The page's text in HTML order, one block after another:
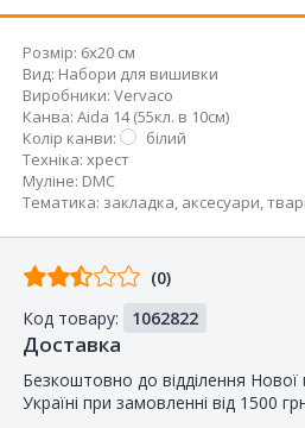
Розмір: 6x20 см
Вид: Набори для вишивки
Виробники: Vervaco
Канва: Aida 14 (55кл. в 10см)
Колір канви:
білий
Техніка: хрест
Муліне: DMC
Тематика: закладка, аксесуари,
Відгуків
покупців
(0)
Код товару:
1062822
Доставка
Безкоштовно до відділення
Україні при замовленні від 1500